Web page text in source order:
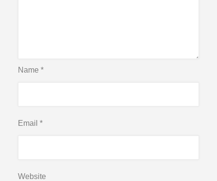
Name*
Email*
Website